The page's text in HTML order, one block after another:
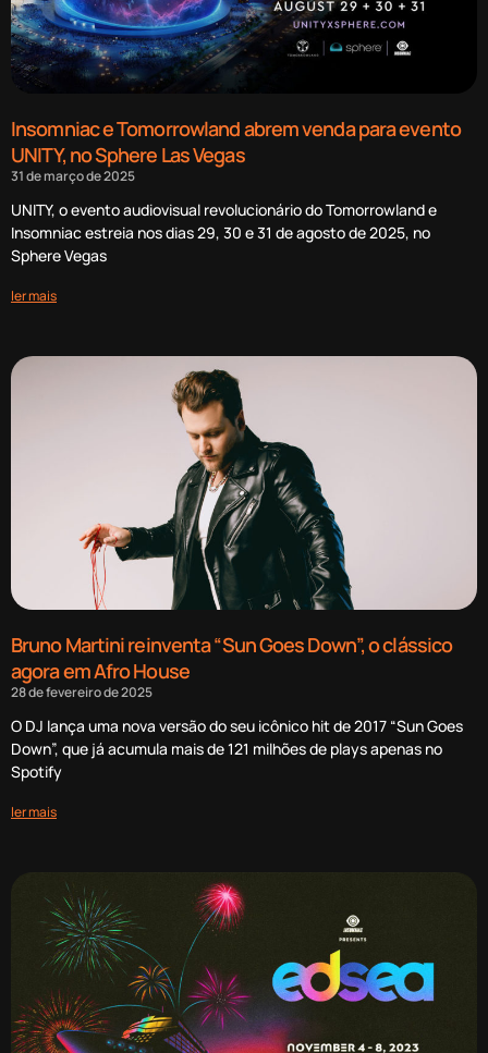
Insomniac e Tomorrowland abrem venda para evento
UNITY, no Sphere Las Vegas
31 de março de 2025
UNITY, o evento audiovisual revolucionário do Tomorrowland e
Insomniac estreia nos dias 29, 30 e 31 de agosto de 2025, no
Sphere Vegas
ler mais
Bruno Martini reinventa “Sun Goes Down”, o clássico
agora em Afro House
28 de fevereiro de 2025
O DJ lança uma nova versão do seu icônico hit de 2017 “Sun Goes
Down”, que já acumula mais de 121 milhões de plays apenas no
Spotify
ler mais